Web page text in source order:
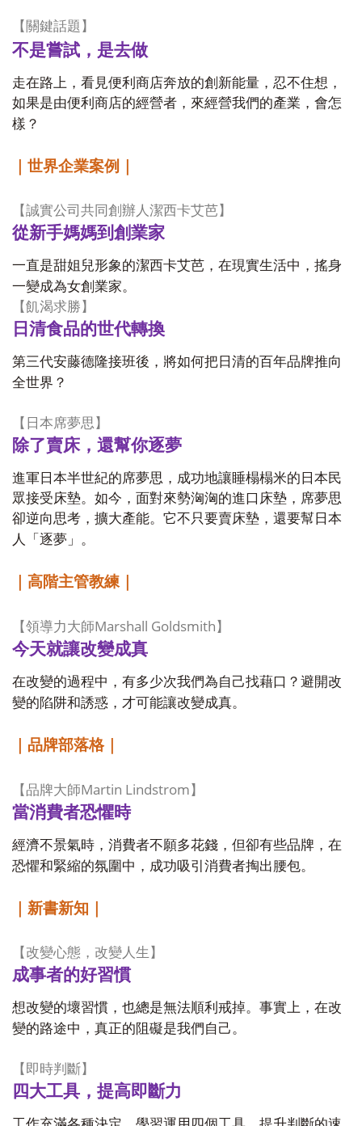
【 關鍵話題 】
不是嘗試，是去做
走在路上，看見便利商店奔放的創新能量，忍不住想，
如果是由便利商店的經營者，來經營我們的產業，會怎
樣？
｜世界企業案例｜
【誠實公司共同創辦人潔西卡艾芭】
從新手媽媽到創業家
一直是甜姐兒形象的潔西卡艾芭，在現實生活中，搖身
一變成為女創業家。
【飢渴求勝 】
日清食品的世代轉換
第三代安藤德隆接班後，將如何把日清的百年品牌推向
全世界？
【 日本席夢思 】
除了賣床，還幫你逐夢
進軍日本半世紀的席夢思，成功地讓睡榻榻米的日本民
眾接受床墊。如今，面對來勢洶洶的進口床墊，席夢思
卻逆向思考，擴大產能。它不只要賣床墊，還要幫日本
人「逐夢」。
｜高階主管教練｜
【領導力大師Marshall Goldsmith 】
今天就讓改變成真
在改變的過程中，有多少次我們為自己找藉口？避開改
變的陷阱和誘惑，才可能讓改變成真。
｜品牌部落格｜
【 品牌大師Martin Lindstrom 】
當消費者恐懼時
經濟不景氣時，消費者不願多花錢，但卻有些品牌，在
恐懼和緊縮的氛圍中，成功吸引消費者掏出腰包。
｜新書新知｜
【 改變心態，改變人生 】
成事者的好習慣
想改變的壞習慣，也總是無法順利戒掉。事實上，在改
變的路途中，真正的阻礙是我們自己。
【 即時判斷】
四大工具，提高即斷力